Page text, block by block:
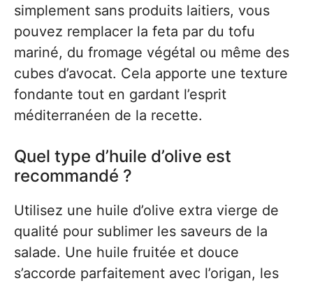
simplement sans produits laitiers, vous
pouvez remplacer la feta par du tofu
mariné, du fromage végétal ou même des
cubes d’avocat. Cela apporte une texture
fondante tout en gardant l’esprit
méditerranéen de la recette.
Quel type d’huile d’olive est
recommandé ?
Utilisez une huile d’olive extra vierge de
qualité pour sublimer les saveurs de la
salade. Une huile fruitée et douce
s’accorde parfaitement avec l’origan, les